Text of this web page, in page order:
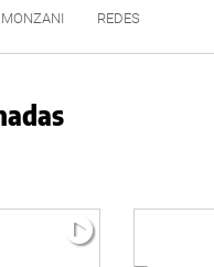
MONZANI REDES